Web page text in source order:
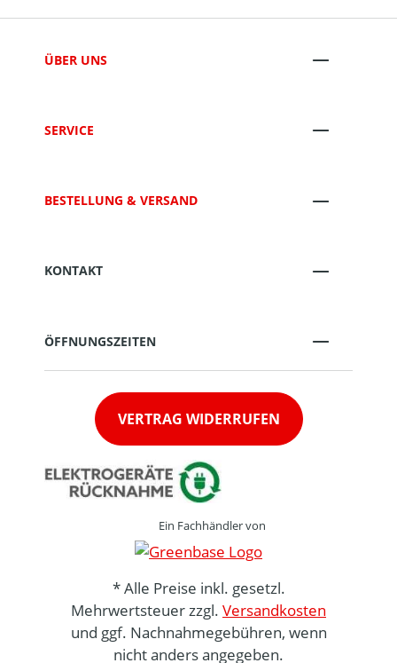
ÜBER UNS
SERVICE
BESTELLUNG & VERSAND
KONTAKT
ÖFFNUNGSZEITEN
VERTRAG WIDERRUFEN
Ein Fachhändler von
* Alle Preise inkl. gesetzl.
Mehrwertsteuer zzgl. Versandkosten
und ggf. Nachnahmegebühren, wenn
nicht anders angegeben.